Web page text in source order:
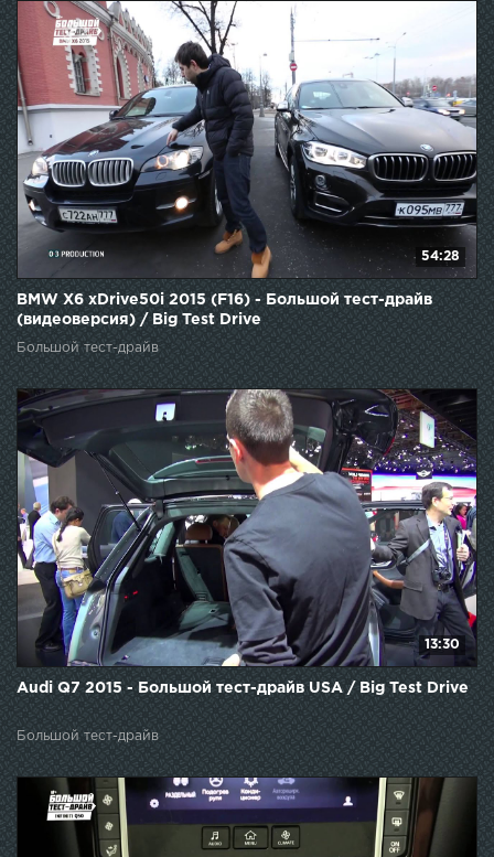
54:28
BMW X6 xDrive50i 2015 (F16) - Большой тест-драйв
(видеоверсия) / Big Test Drive
Большой тест-драйв
13:30
Audi Q7 2015 - Большой тест-драйв USA / Big Test Drive
Большой тест-драйв